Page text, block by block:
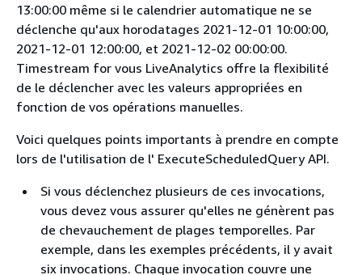
13:00:00 même si le calendrier automatique ne se
déclenche qu'aux horodatages 2021-12-01 10:00:00,
2021-12-01 12:00:00, et 2021-12-02 00:00:00.
Timestream for vous LiveAnalytics offre la flexibilité
de le déclencher avec les valeurs appropriées en
fonction de vos opérations manuelles.
Voici quelques points importants à prendre en compte
lors de l'utilisation de l' ExecuteScheduledQuery API.
Si vous déclenchez plusieurs de ces invocations,
vous devez vous assurer qu'elles ne génèrent pas
de chevauchement de plages temporelles. Par
exemple, dans les exemples précédents, il y avait
six invocations. Chaque invocation couvre une